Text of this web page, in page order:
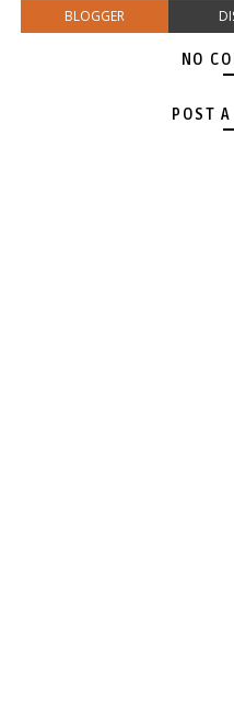
BLOGGER
NO
POST